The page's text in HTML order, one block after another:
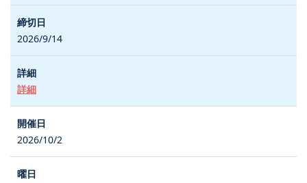
2026/9/14
詳細
2026/10/2